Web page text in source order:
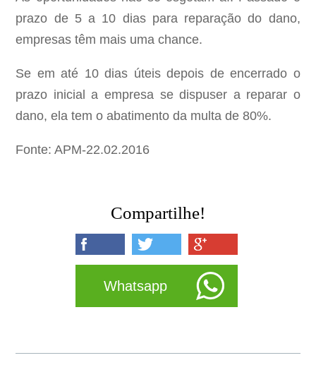
prazo de 5 a 10 dias para reparação do dano,
empresas têm mais uma chance.
Se em até 10 dias úteis depois de encerrado o
prazo inicial a empresa se dispuser a reparar o
dano, ela tem o abatimento da multa de 80%.
Fonte: APM-22.02.2016
Compartilhe!
Whatsapp